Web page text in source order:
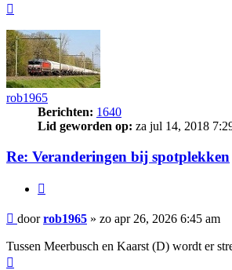
rob1965
Berichten: 1640
Lid geworden op: za jul 14, 2018
Re: Veranderingen bij spotplekken
Bericht
doorrob1965 » zo apr 26, 2026 6:45 am
Tussen Meerbusch en Kaarst (D) wordt er